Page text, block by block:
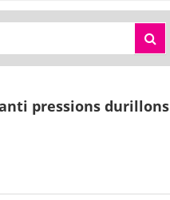
anti pressions durillons